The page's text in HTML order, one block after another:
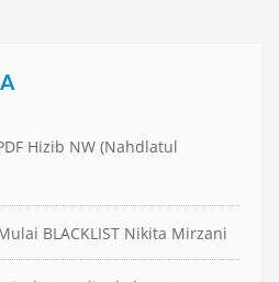
Hizib NW (Nahdlatul
BLACKLIST Nikita Mirzani